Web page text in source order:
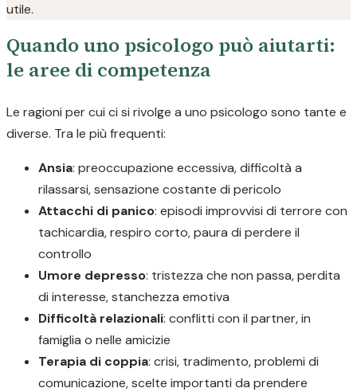
utile.
Quando uno psicologo può aiutarti:
le aree di competenza
Le ragioni per cui ci si rivolge a uno psicologo sono tante e
diverse. Tra le più frequenti:
Ansia: preoccupazione eccessiva, difficoltà a
rilassarsi, sensazione costante di pericolo
Attacchi di panico: episodi improvvisi di terrore con
tachicardia, respiro corto, paura di perdere il
controllo
Umore depresso: tristezza che non passa, perdita
di interesse, stanchezza emotiva
Difficoltà relazionali: conflitti con il partner, in
famiglia o nelle amicizie
Terapia di coppia: crisi, tradimento, problemi di
comunicazione, scelte importanti da prendere